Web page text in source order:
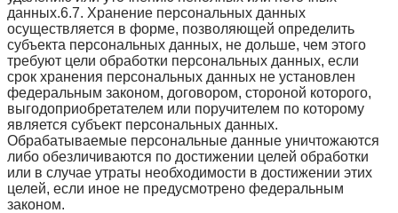
данных.6.7. Хранение персональных данных
осуществляется в форме, позволяющей определить
субъекта персональных данных, не дольше, чем этого
требуют цели обработки персональных данных, если
срок хранения персональных данных не установлен
федеральным законом, договором, стороной которого,
выгодоприобретателем или поручителем по которому
является субъект персональных данных.
Обрабатываемые персональные данные уничтожаются
либо обезличиваются по достижении целей обработки
или в случае утраты необходимости в достижении этих
целей, если иное не предусмотрено федеральным
законом.